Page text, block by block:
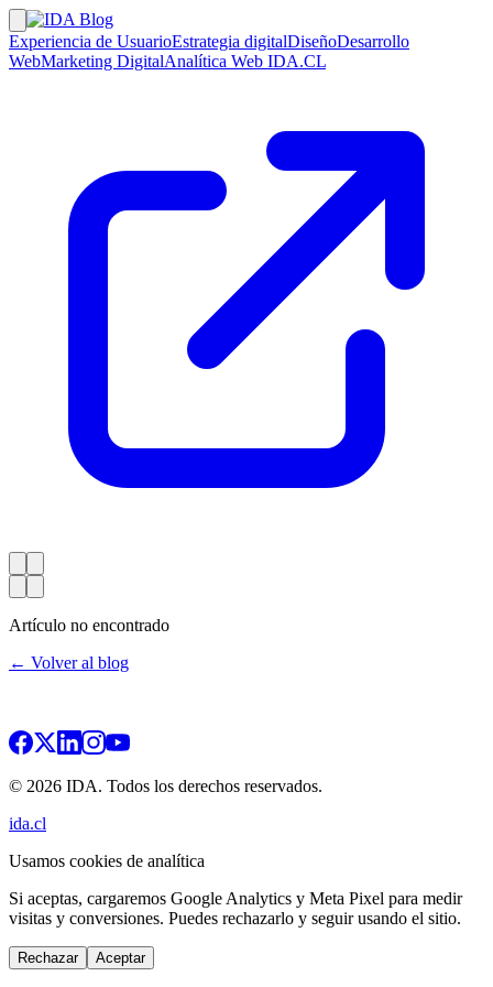
Experiencia de UsuarioEstrategia digitalDiseñoDesarrollo
WebMarketing DigitalAnalítica Web IDA.CL
Artículo no encontrado
← Volver al blog
© 2026 IDA. Todos los derechos reservados.
ida.cl
Usamos cookies de analítica
Si aceptas, cargaremos Google Analytics y Meta Pixel para medir
visitas y conversiones. Puedes rechazarlo y seguir usando el sitio.
Rechazar Aceptar